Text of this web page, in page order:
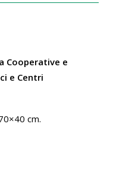
Cooperative e
e Centri
cm.